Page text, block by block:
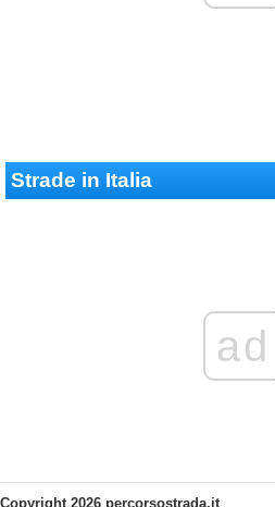
Strade in Italia
ad
Copyright 2026 percorsostrada.it